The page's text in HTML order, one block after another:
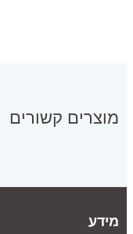
מוצרים קשורים
מידע